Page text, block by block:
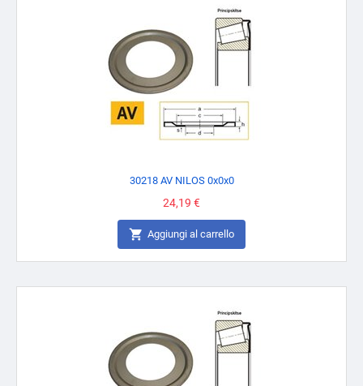
30218 AV NILOS 0x0x0
Prezzo
24,19 €
 Aggiungi al carrello